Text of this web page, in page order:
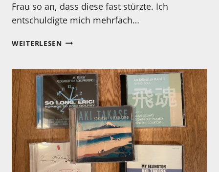
Frau so an, dass diese fast stürzte. Ich
entschuldigte mich mehrfach…
WEITERLESENKENNEN
SOPHIE
B.
HAWKINS?